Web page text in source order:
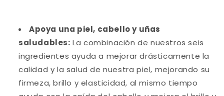
Apoya una piel, cabello y uñas
saludables: La combinación de nuestros seis
ingredientes ayuda a mejorar drásticamente la
calidad y la salud de nuestra piel, mejorando su
firmeza, brillo y elasticidad, al mismo tiempo